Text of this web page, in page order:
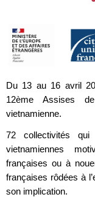
Du 13 au 16 avril
12ème Assises
vietnamienne.
72 collectivités
vietnamiennes
françaises ou à
françaises rôdées à
son implication.